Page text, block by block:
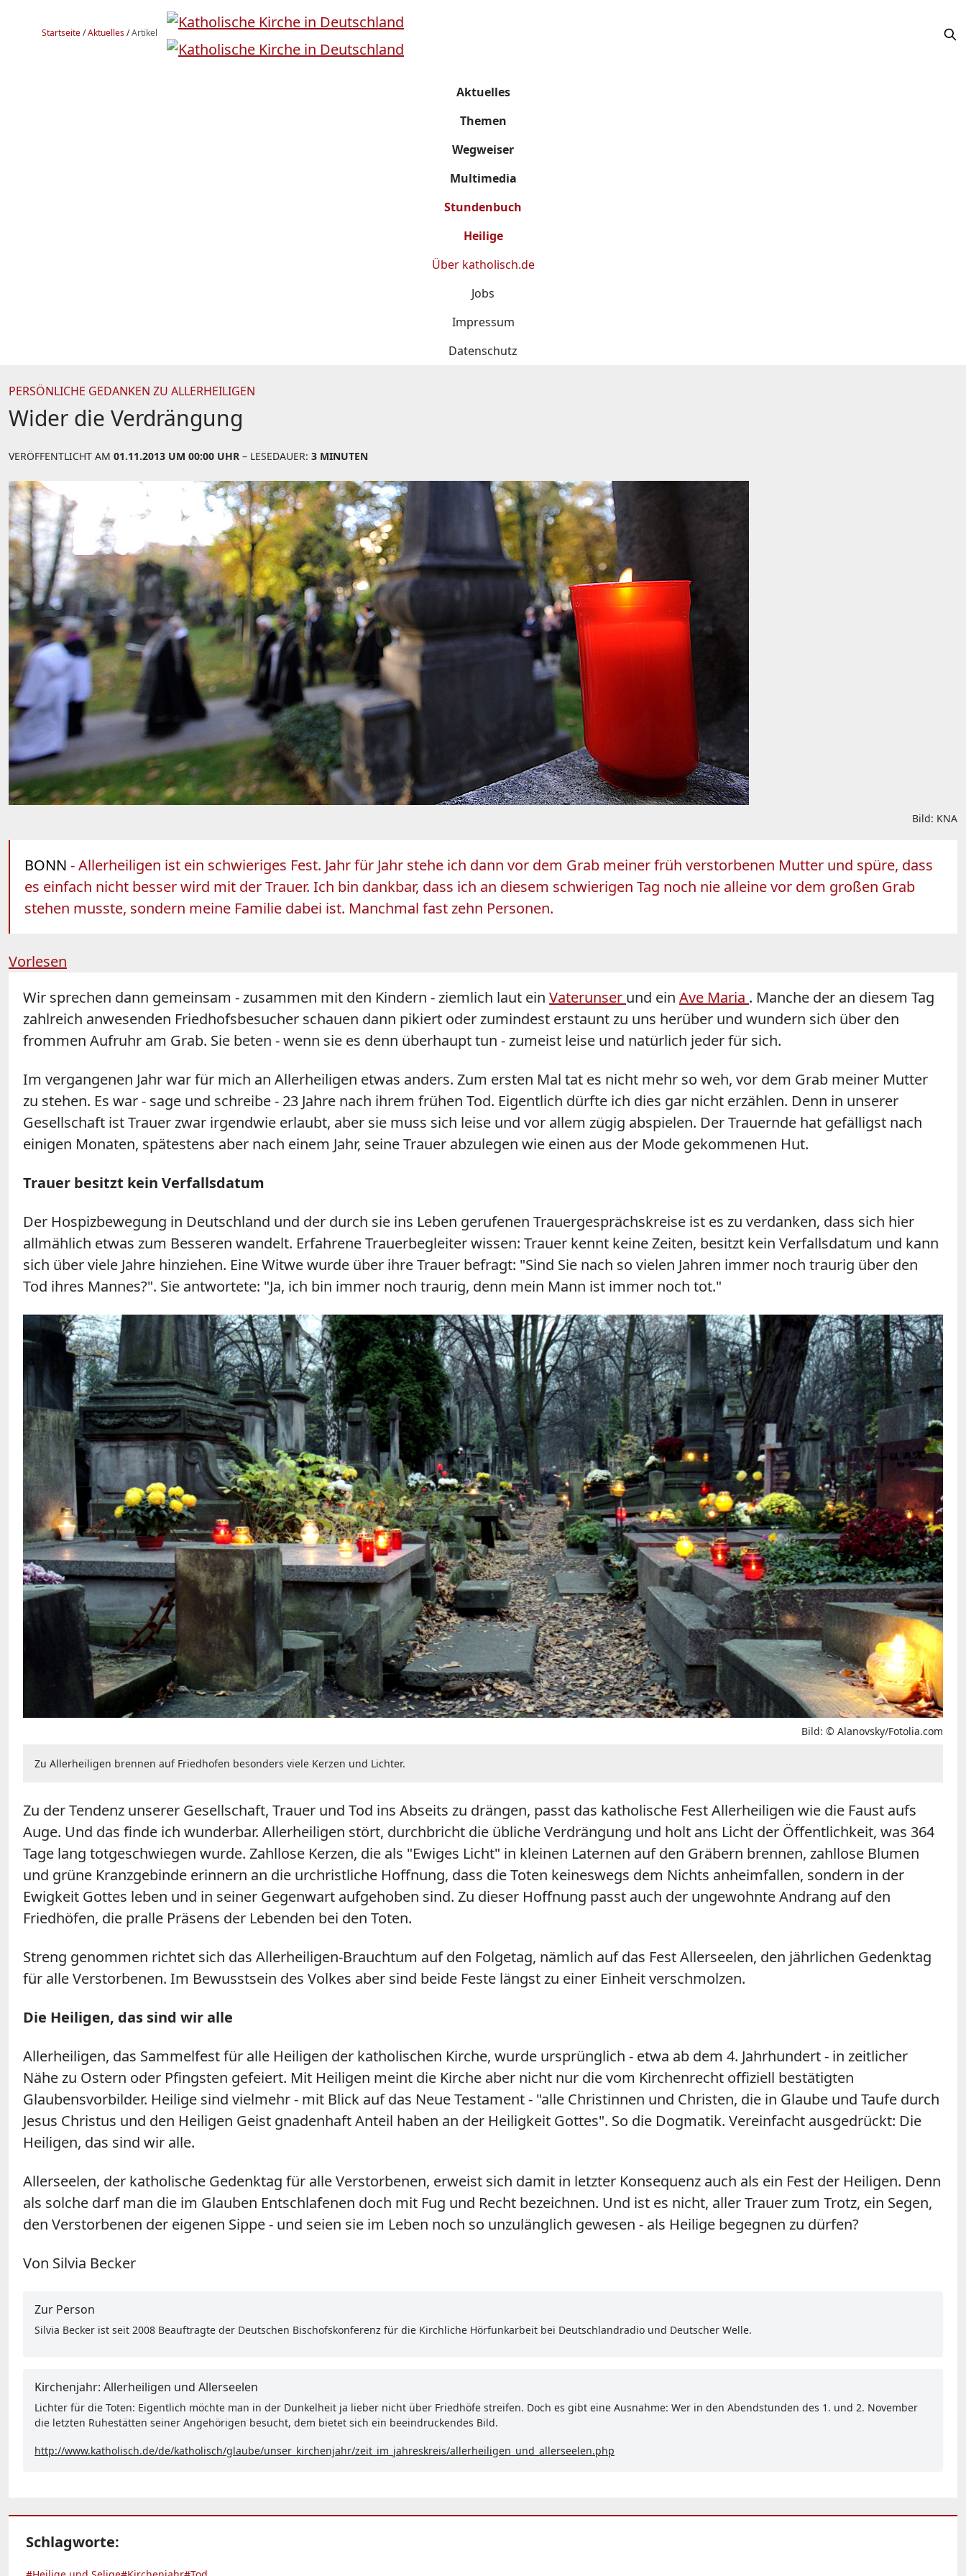
Startseite/Aktuelles/Artikel
Aktuelles
Themen
Wegweiser
Multimedia
Stundenbuch
Heilige
Über katholisch.de
Jobs
Impressum
Datenschutz
PERSÖNLICHE GEDANKEN ZU ALLERHEILIGEN
Wider die Verdrängung
VERÖFFENTLICHT AM 01.11.2013 UM 00:00 UHR – LESEDAUER: 3 MINUTEN
Bild: KNA
BONN - Allerheiligen ist ein schwieriges Fest. Jahr für Jahr stehe ich dann vor dem Grab meiner früh verstorbenen Mutter und spüre, dass
es einfach nicht besser wird mit der Trauer. Ich bin dankbar, dass ich an diesem schwierigen Tag noch nie alleine vor dem großen Grab
stehen musste, sondern meine Familie dabei ist. Manchmal fast zehn Personen.
Vorlesen
Wir sprechen dann gemeinsam - zusammen mit den Kindern - ziemlich laut ein Vaterunser und ein Ave Maria . Manche der an diesem Tag
zahlreich anwesenden Friedhofsbesucher schauen dann pikiert oder zumindest erstaunt zu uns herüber und wundern sich über den
frommen Aufruhr am Grab. Sie beten - wenn sie es denn überhaupt tun - zumeist leise und natürlich jeder für sich.
Im vergangenen Jahr war für mich an Allerheiligen etwas anders. Zum ersten Mal tat es nicht mehr so weh, vor dem Grab meiner Mutter
zu stehen. Es war - sage und schreibe - 23 Jahre nach ihrem frühen Tod. Eigentlich dürfte ich dies gar nicht erzählen. Denn in unserer
Gesellschaft ist Trauer zwar irgendwie erlaubt, aber sie muss sich leise und vor allem zügig abspielen. Der Trauernde hat gefälligst nach
einigen Monaten, spätestens aber nach einem Jahr, seine Trauer abzulegen wie einen aus der Mode gekommenen Hut.
Trauer besitzt kein Verfallsdatum
Der Hospizbewegung in Deutschland und der durch sie ins Leben gerufenen Trauergesprächskreise ist es zu verdanken, dass sich hier
allmählich etwas zum Besseren wandelt. Erfahrene Trauerbegleiter wissen: Trauer kennt keine Zeiten, besitzt kein Verfallsdatum und kann
sich über viele Jahre hinziehen. Eine Witwe wurde über ihre Trauer befragt: "Sind Sie nach so vielen Jahren immer noch traurig über den
Tod ihres Mannes?". Sie antwortete: "Ja, ich bin immer noch traurig, denn mein Mann ist immer noch tot."
Bild: © Alanovsky/Fotolia.com
Zu Allerheiligen brennen auf Friedhofen besonders viele Kerzen und Lichter.
Zu der Tendenz unserer Gesellschaft, Trauer und Tod ins Abseits zu drängen, passt das katholische Fest Allerheiligen wie die Faust aufs
Auge. Und das finde ich wunderbar. Allerheiligen stört, durchbricht die übliche Verdrängung und holt ans Licht der Öffentlichkeit, was 364
Tage lang totgeschwiegen wurde. Zahllose Kerzen, die als "Ewiges Licht" in kleinen Laternen auf den Gräbern brennen, zahllose Blumen
und grüne Kranzgebinde erinnern an die urchristliche Hoffnung, dass die Toten keineswegs dem Nichts anheimfallen, sondern in der
Ewigkeit Gottes leben und in seiner Gegenwart aufgehoben sind. Zu dieser Hoffnung passt auch der ungewohnte Andrang auf den
Friedhöfen, die pralle Präsens der Lebenden bei den Toten.
Streng genommen richtet sich das Allerheiligen-Brauchtum auf den Folgetag, nämlich auf das Fest Allerseelen, den jährlichen Gedenktag
für alle Verstorbenen. Im Bewusstsein des Volkes aber sind beide Feste längst zu einer Einheit verschmolzen.
Die Heiligen, das sind wir alle
Allerheiligen, das Sammelfest für alle Heiligen der katholischen Kirche, wurde ursprünglich - etwa ab dem 4. Jahrhundert - in zeitlicher
Nähe zu Ostern oder Pfingsten gefeiert. Mit Heiligen meint die Kirche aber nicht nur die vom Kirchenrecht offiziell bestätigten
Glaubensvorbilder. Heilige sind vielmehr - mit Blick auf das Neue Testament - "alle Christinnen und Christen, die in Glaube und Taufe durch
Jesus Christus und den Heiligen Geist gnadenhaft Anteil haben an der Heiligkeit Gottes". So die Dogmatik. Vereinfacht ausgedrückt: Die
Heiligen, das sind wir alle.
Allerseelen, der katholische Gedenktag für alle Verstorbenen, erweist sich damit in letzter Konsequenz auch als ein Fest der Heiligen. Denn
als solche darf man die im Glauben Entschlafenen doch mit Fug und Recht bezeichnen. Und ist es nicht, aller Trauer zum Trotz, ein Segen,
den Verstorbenen der eigenen Sippe - und seien sie im Leben noch so unzulänglich gewesen - als Heilige begegnen zu dürfen?
Von Silvia Becker
Zur Person
Silvia Becker ist seit 2008 Beauftragte der Deutschen Bischofskonferenz für die Kirchliche Hörfunkarbeit bei Deutschlandradio und Deutscher Welle.
Kirchenjahr: Allerheiligen und Allerseelen
Lichter für die Toten: Eigentlich möchte man in der Dunkelheit ja lieber nicht über Friedhöfe streifen. Doch es gibt eine Ausnahme: Wer in den Abendstunden des 1. und 2. November
die letzten Ruhestätten seiner Angehörigen besucht, dem bietet sich ein beeindruckendes Bild.
http://www.katholisch.de/de/katholisch/glaube/unser_kirchenjahr/zeit_im_jahreskreis/allerheiligen_und_allerseelen.php
Schlagworte: